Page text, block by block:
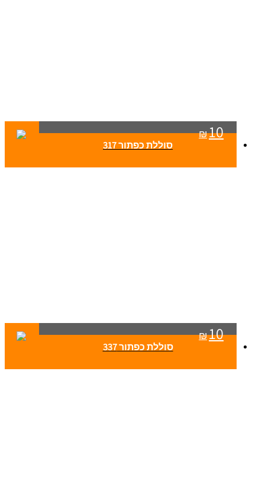
₪10
סוללת כפתור 317
₪10
סוללת כפתור 337